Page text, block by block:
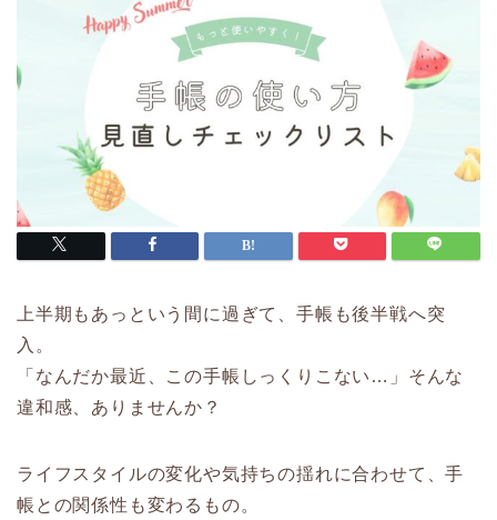
上半期もあっという間に過ぎて、手帳も後半戦へ突
入。
「なんだか最近、この手帳しっくりこない…」そんな
違和感、ありませんか？
ライフスタイルの変化や気持ちの揺れに合わせて、手
帳との関係性も変わるもの。